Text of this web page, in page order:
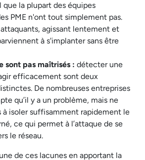
que la plupart des équipes
PME n'ont tout simplement pas.
agissant lentement et
à s'implanter sans être
sont pas maîtrisés : détecter une
efficacement sont deux
De nombreuses entreprises
qu’il y a un problème, mais ne
à isoler suffisamment rapidement le
ce qui permet à l’attaque de se
le réseau.
de ces lacunes en apportant la